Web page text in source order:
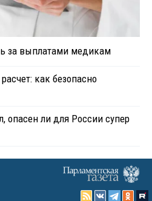
за выплатами медикам
как безопасно
опасен ли для России супер